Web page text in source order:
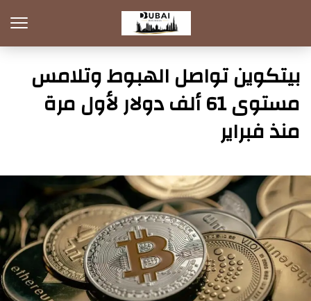
بيتكوين تواصل الهبوط وتلامس
مستوى 61 ألف دولار لأول مرة
منذ فبراير